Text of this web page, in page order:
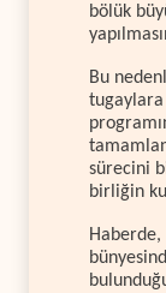
bölük
Bu
sürecini
birliğin
Haberde,